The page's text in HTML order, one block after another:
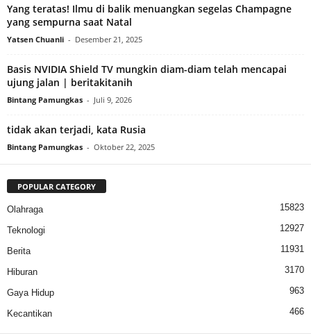
Yang teratas! Ilmu di balik menuangkan segelas Champagne
yang sempurna saat Natal
Yatsen Chuanli - Desember 21, 2025
Basis NVIDIA Shield TV mungkin diam-diam telah mencapai
ujung jalan | beritakitanih
Bintang Pamungkas - Juli 9, 2026
tidak akan terjadi, kata Rusia
Bintang Pamungkas - Oktober 22, 2025
POPULAR CATEGORY
Olahraga 15823
Teknologi 12927
Berita 11931
Hiburan 3170
Gaya Hidup 963
Kecantikan 466